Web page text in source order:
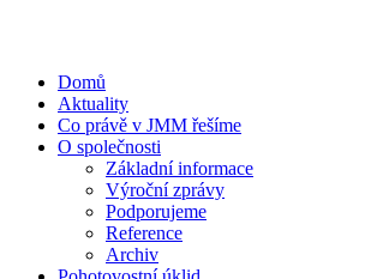
Domů
Aktuality
Co právě v JMM řešíme
O společnosti
Základní informace
Výroční zprávy
Podporujeme
Reference
Archiv